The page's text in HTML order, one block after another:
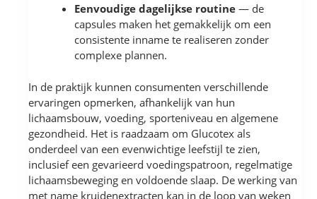
Eenvoudige dagelijkse routine — de
capsules maken het gemakkelijk om een
consistente inname te realiseren zonder
complexe plannen.
In de praktijk kunnen consumenten verschillende
ervaringen opmerken, afhankelijk van hun
lichaamsbouw, voeding, sporteniveau en algemene
gezondheid. Het is raadzaam om Glucotex als
onderdeel van een evenwichtige leefstijl te zien,
inclusief een gevarieerd voedingspatroon, regelmatige
lichaamsbeweging en voldoende slaap. De werking van
met name kruidenextracten kan in de loop van weken